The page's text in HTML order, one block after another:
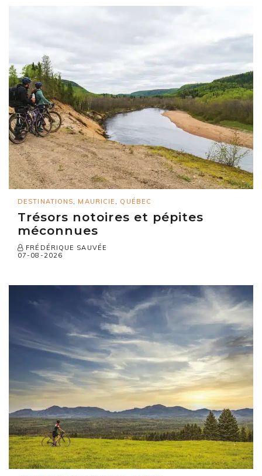
DESTINATIONS, MAURICIE , QUÉBEC
Trésors notoires et pépites
méconnues
FRÉDÉRIQUE SAUVÉE
07-08-2026